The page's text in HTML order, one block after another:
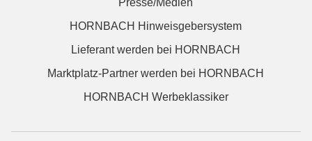
Presse/Medien
HORNBACH Hinweisgebersystem
Lieferant werden bei HORNBACH
Marktplatz-Partner werden bei HORNBACH
HORNBACH Werbeklassiker